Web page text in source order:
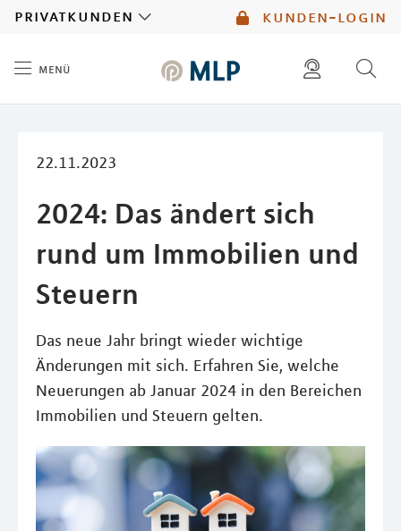
kunden-login
privatkunden
menü
22.11.2023
2024: Das ändert sich
rund um Immobilien und
Steuern
Das neue Jahr bringt wieder wichtige
Änderungen mit sich. Erfahren Sie, welche
Neuerungen ab Januar 2024 in den Bereichen
Immobilien und Steuern gelten.